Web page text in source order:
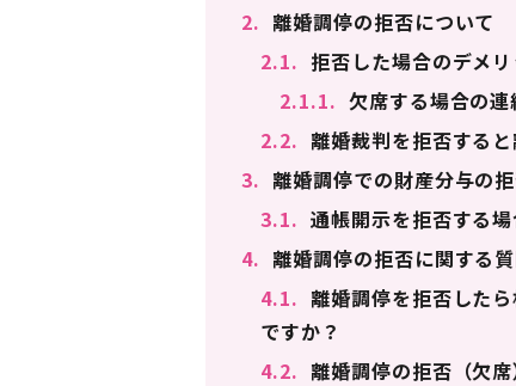
2. 離婚調停の拒否について
2.1. 拒否した場合のデメリ
2.1.1. 欠席する場合の連
2.2. 離婚裁判を拒否する
3. 離婚調停での財産分与の
3.1. 通帳開示を拒否する
4. 離婚調停の拒否に関する
4.1. 離婚調停を拒否した
ですか？
4.2. 離婚調停の拒否（欠